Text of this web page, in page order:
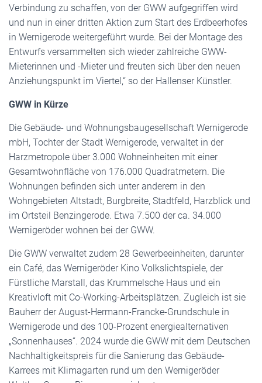
Verbindung zu schaffen, von der GWW aufgegriffen wird
und nun in einer dritten Aktion zum Start des Erdbeerhofes
in Wernigerode weitergeführt wurde. Bei der Montage des
Entwurfs versammelten sich wieder zahlreiche GWW-
Mieterinnen und -Mieter und freuten sich über den neuen
Anziehungspunkt im Viertel,“ so der Hallenser Künstler.
GWW in Kürze
Die Gebäude- und Wohnungsbaugesellschaft Wernigerode
mbH, Tochter der Stadt Wernigerode, verwaltet in der
Harzmetropole über 3.000 Wohneinheiten mit einer
Gesamtwohnfläche von 176.000 Quadratmetern. Die
Wohnungen befinden sich unter anderem in den
Wohngebieten Altstadt, Burgbreite, Stadtfeld, Harzblick und
im Ortsteil Benzingerode. Etwa 7.500 der ca. 34.000
Wernigeröder wohnen bei der GWW.
Die GWW verwaltet zudem 28 Gewerbeeinheiten, darunter
ein Café, das Wernigeröder Kino Volkslichtspiele, der
Fürstliche Marstall, das Krummelsche Haus und ein
Kreativloft mit Co-Working-Arbeitsplätzen. Zugleich ist sie
Bauherr der August-Hermann-Francke-Grundschule in
Wernigerode und des 100-Prozent energiealternativen
„Sonnenhauses“. 2024 wurde die GWW mit dem Deutschen
Nachhaltigkeitspreis für die Sanierung das Gebäude-
Karrees mit Klimagarten rund um den Wernigeröder